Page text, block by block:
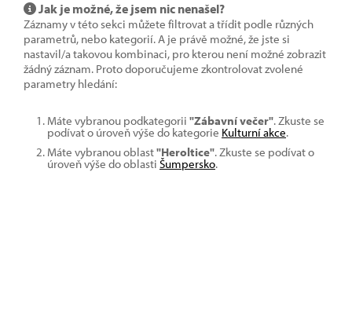
Jak je možné, že jsem nic nenašel?
Záznamy v této sekci můžete filtrovat a třídit podle různých
parametrů, nebo kategorií. A je právě možné, že jste si
nastavil/a takovou kombinaci, pro kterou není možné zobrazit
žádný záznam. Proto doporučujeme zkontrolovat zvolené
parametry hledání:
Máte vybranou podkategorii "Zábavní večer". Zkuste se
podívat o úroveň výše do kategorie Kulturní akce.
Máte vybranou oblast"Heroltice". Zkuste se podívat o
úroveň výše do oblasti Šumpersko.